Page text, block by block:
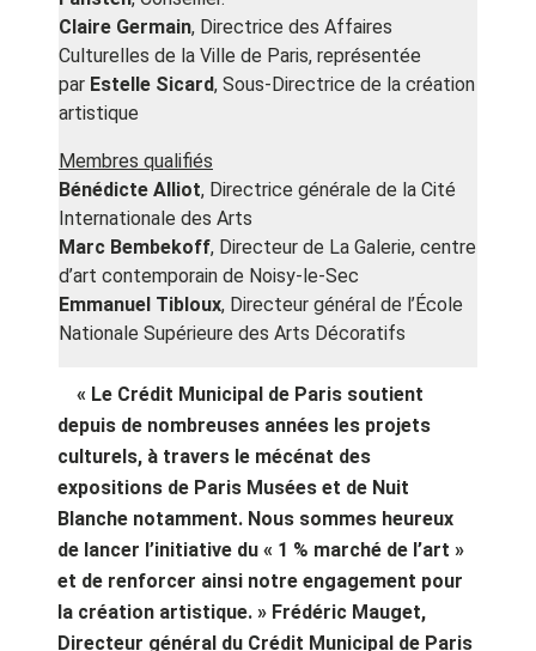
Claire Germain, Directrice des Affaires
Culturelles de la Ville de Paris, représentée
par Estelle Sicard, Sous-Directrice de la création
artistique
Membres qualifiés
Bénédicte Alliot, Directrice générale de la Cité
Internationale des Arts
Marc Bembekoff, Directeur de La Galerie, centre
d’art contemporain de Noisy-le-Sec
Emmanuel Tibloux, Directeur général de l’École
Nationale Supérieure des Arts Décoratifs
« Le Crédit Municipal de Paris soutient
depuis de nombreuses années les projets
culturels, à travers le mécénat des
expositions de Paris Musées et de Nuit
Blanche notamment. Nous sommes heureux
de lancer l’initiative du « 1 % marché de l’art »
et de renforcer ainsi notre engagement pour
la création artistique. » Frédéric Mauget,
Directeur général du Crédit Municipal de Paris